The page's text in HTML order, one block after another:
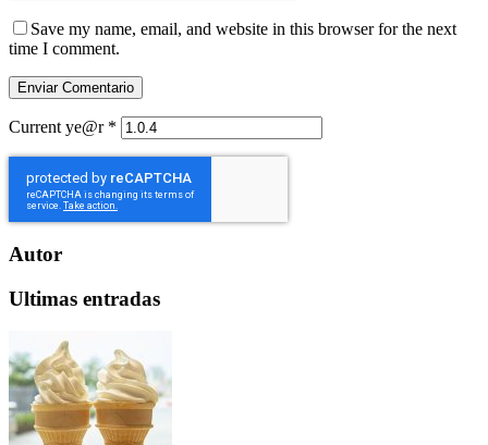
Save my name, email, and website in this browser for the next
time I comment.
Current ye@r *
Autor
Ultimas entradas